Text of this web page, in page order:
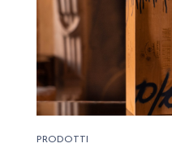
PRODOTTI